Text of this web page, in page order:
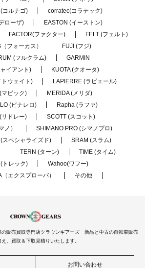
コルナゴ)
corratec(コラテック)
ローザ)
EASTON (イーストン)
FACTOR(ファクター)
FELT (フェルト)
フォーカス）
FUJI (フジ)
(フルクラム)
GARMIN
イアント)
KUOTA (クオータ)
ウェイト)
LAPIERRE (ラピエール)
マビック)
MERIDA (メリダ)
(ピナレロ)
Rapha (ラファ)
リドレー)
SCOTT (スコット)
ノ）
SHIMANO PRO (シマノプロ)
スペシャライズド)
SRAM (スラム)
TERN (ターン)
TIME (タイム)
トレック)
Wahoo(ワフー)
エクスプローバ）
その他
の販売買取専門店クラウンギアーズ 新品と中古の自転車販売
え、買取＆下取見積りいたします。
お問い合わせ